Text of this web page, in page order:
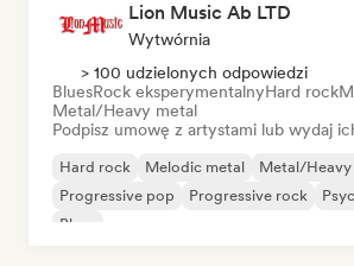
Lion Music Ab LTD
Wytwórnia
> 100 udzielonych odpowiedzi
BluesRock eksperymentalnyHard rock
Metal/Heavy metal
Podpisz umowę z artystami lub wydaj
Hard rock Melodic metal Metal/Heavy
Progressive pop
Progressive rock
Blues